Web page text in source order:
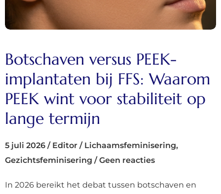
Botschaven versus PEEK-
implantaten bij FFS: Waarom
PEEK wint voor stabiliteit op
lange termijn
5 juli 2026 / Editor / Lichaamsfeminisering,
Gezichtsfeminisering / Geen reacties
In 2026 bereikt het debat tussen botschaven en